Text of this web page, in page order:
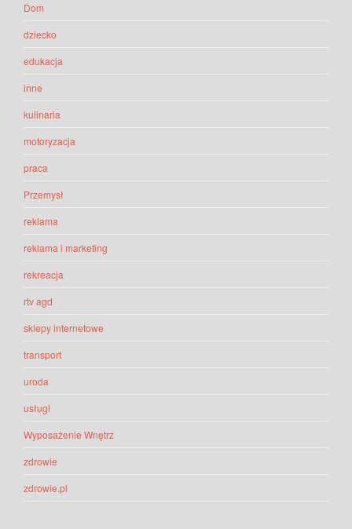
Dom
dziecko
edukacja
inne
kulinaria
motoryzacja
praca
Przemysł
reklama
reklama i marketing
rekreacja
rtv agd
sklepy internetowe
transport
uroda
usługi
Wyposażenie Wnętrz
zdrowie
zdrowie.pl